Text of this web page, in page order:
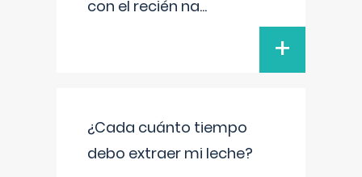
con el recién na...
+
¿Cada cuánto tiempo
debo extraer mi leche?